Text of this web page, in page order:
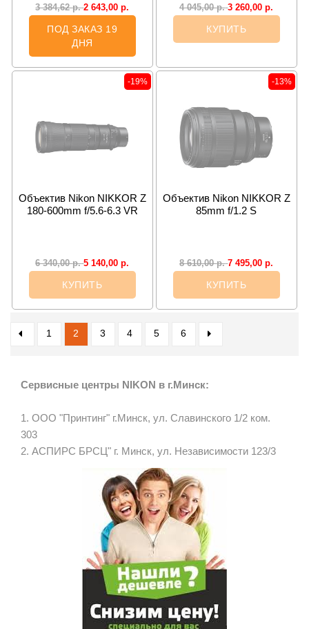
3 384,62р. 2 643,00р.
ПОД ЗАКАЗ 19
ДНЯ
4 045,00р. 3 260,00р.
КУПИТЬ
-19%
Объектив Nikon NIKKOR Z
180-600mm f/5.6-6.3 VR
6 340,00р. 5 140,00р.
КУПИТЬ
-13%
Объектив Nikon NIKKOR Z
85mm f/1.2 S
8 610,00р. 7 495,00р.
КУПИТЬ
1 2 3 4 5 6
Сервисные центры NIKON в г.Минск:
1. ООО "Принтинг" г.Минск, ул. Славинского 1/2 ком.
303
2. АСПИРС БРСЦ" г. Минск, ул. Независимости 123/3